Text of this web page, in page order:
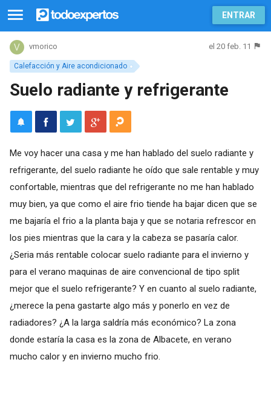
ENTRAR
Calefacción y Aire acondicionado
vmorico el 20 feb. 11
Suelo radiante y refrigerante
Me voy hacer una casa y me han hablado del suelo radiante y
refrigerante, del suelo radiante he oído que sale rentable y muy
confortable, mientras que del refrigerante no me han hablado
muy bien, ya que como el aire frio tiende ha bajar dicen que se
me bajaría el frio a la planta baja y que se notaria refrescor en
los pies mientras que la cara y la cabeza se pasaría calor.
¿Seria más rentable colocar suelo radiante para el invierno y
para el verano maquinas de aire convencional de tipo split
mejor que el suelo refrigerante? Y en cuanto al suelo radiante,
¿merece la pena gastarte algo más y ponerlo en vez de
radiadores? ¿A la larga saldría más económico? La zona
donde estaría la casa es la zona de Albacete, en verano
mucho calor y en invierno mucho frio.